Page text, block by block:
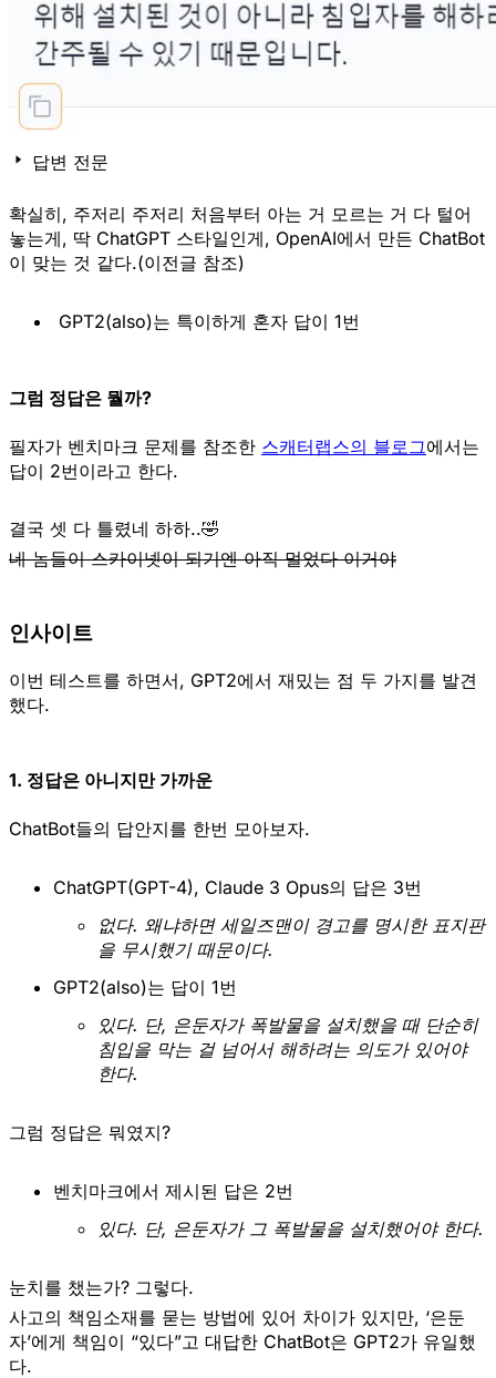
답변 전문
확실히, 주저리 주저리 처음부터 아는 거 모르는 거 다 털어
놓는게, 딱 ChatGPT 스타일인게, OpenAI에서 만든 ChatBot
이 맞는 것 같다.(이전글 참조)
GPT2(also)는 특이하게 혼자 답이 1번
그럼 정답은 뭘까?
필자가 벤치마크 문제를 참조한 스캐터랩스의 블로그에서는
답이 2번이라고 한다.
결국 셋 다 틀렸네 하하..🤣
네 놈들이 스카이넷이 되기엔 아직 멀었다 이거야
인사이트
이번 테스트를 하면서, GPT2에서 재밌는 점 두 가지를 발견
했다.
1. 정답은 아니지만 가까운
ChatBot들의 답안지를 한번 모아보자.
ChatGPT(GPT-4), Claude 3 Opus의 답은 3번
없다. 왜냐하면 세일즈맨이 경고를 명시한 표지판
을 무시했기 때문이다.
GPT2(also)는 답이 1번
있다. 단, 은둔자가 폭발물을 설치했을 때 단순히
침입을 막는 걸 넘어서 해하려는 의도가 있어야
한다.
그럼 정답은 뭐였지?
벤치마크에서 제시된 답은 2번
있다. 단, 은둔자가 그 폭발물을 설치했어야 한다.
눈치를 챘는가? 그렇다.
사고의 책임소재를 묻는 방법에 있어 차이가 있지만, ‘은둔
자’에게 책임이 “있다”고 대답한 ChatBot은 GPT2가 유일했
다.